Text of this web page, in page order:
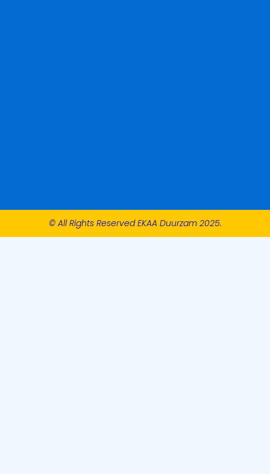
© All Rights Reserved EKAA Duurzam 2025.